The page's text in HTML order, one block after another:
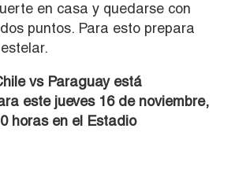
en casa y quedarse con
puntos. Para esto prepara
vs Paraguay está
este jueves 16 de noviembre,
horas en el Estadio